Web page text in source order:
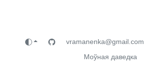
vramanenka@gmail.com
Моўная даведка